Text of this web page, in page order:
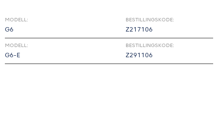
MODELL:
G6
BESTILLINGSKODE:
Z217106
MODELL:
G6-E
BESTILLINGSKODE:
Z291106